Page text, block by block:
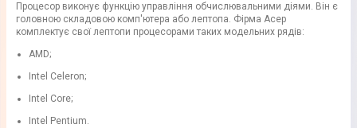
Процесор виконує функцію управління обчислювальними діями. Він є
головною складовою комп'ютера або лептопа. Фірма Асер
комплектує свої лептопи процесорами таких модельних рядів:
AMD;
Intel Celeron;
Intel Core;
Intel Pentium.